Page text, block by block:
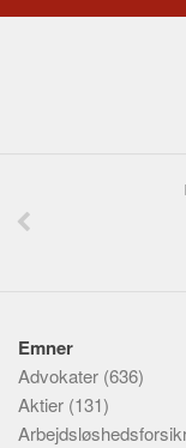
Emner
Advokater (636)
Aktier (131)